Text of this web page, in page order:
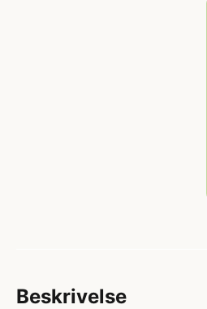
Beskrivelse